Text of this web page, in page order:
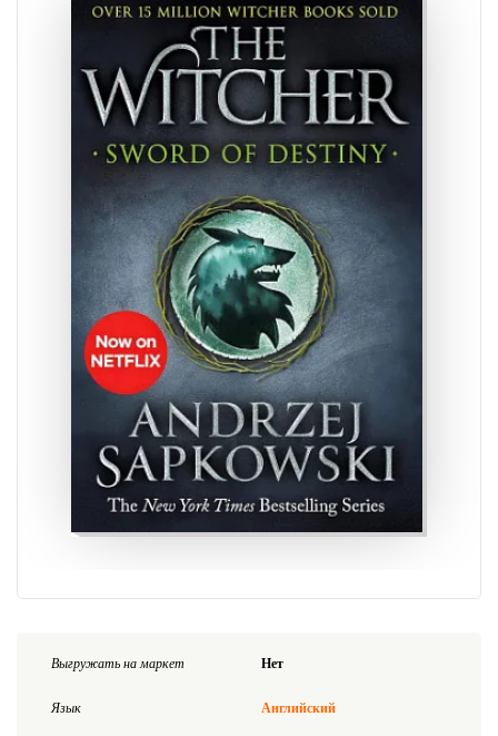
Выгружать на маркет Нет
Язык Английский